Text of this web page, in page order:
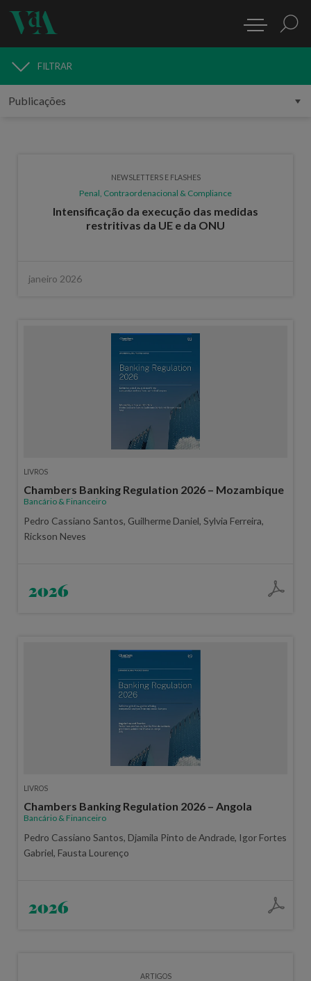
PUBLICAÇÕES
FILTRAR
NEWSLETTERS E FLASHES
Penal, Contraordenacional & Compliance
Intensificação da execução das medidas
restritivas da UE e da ONU
janeiro 2026
LIVROS
Chambers Banking Regulation 2026 – Mozambique
Bancário & Financeiro
Pedro Cassiano Santos, Guilherme Daniel, Sylvia Ferreira,
Rickson Neves
2026
LIVROS
Chambers Banking Regulation 2026 – Angola
Bancário & Financeiro
Pedro Cassiano Santos, Djamila Pinto de Andrade, Igor Fortes
Gabriel, Fausta Lourenço
2026
ARTIGOS